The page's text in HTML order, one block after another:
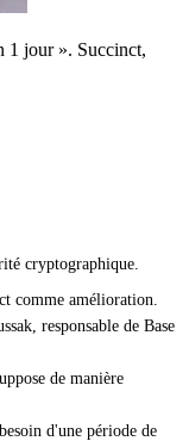
1 jour ». Succinct,
cryptographique.
comme amélioration.
responsable de Base
de manière
d'une période de